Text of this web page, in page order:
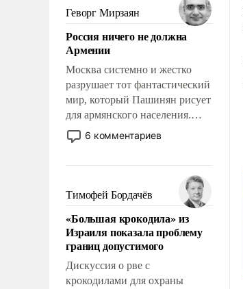
Сложившаяся ситуация
означает многолетний период
уязвимости США, например,
перед Китаем.
Геворг Мирзаян
Россия ничего не должна
Армении
Москва системно и жестко
разрушает тот фантастический
мир, который Пашинян рисует
для армянского населения.
Мир, где этому населению все
должны просто по
политические прожекты будут
беспрекословно оплачиваться
за счет российских
налогоплательщиков и где за
свои поступки не нужно
отвечать.
6 комментариев
Тимофей Бордачёв
«Большая крокодила» из
Израиля показала проблему
границ допустимого
Дискуссия о рве с
крокодилами для охраны